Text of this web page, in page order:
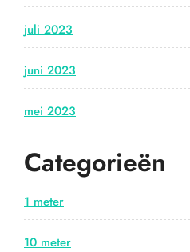
juli 2023
juni 2023
mei 2023
Categorieën
1 meter
10 meter